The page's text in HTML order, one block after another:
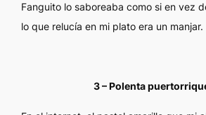
Fanguito lo saboreaba como si en vez
lo que relucía en mi plato era un manjar.
3 – Polenta